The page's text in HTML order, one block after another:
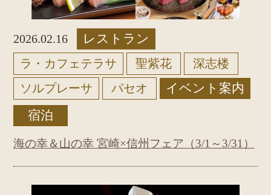
2026.02.16 レストラン
ラ・カフェテラサ 聖紫花
深志楼
ソルプレーサ
パセオ
イベント案内
宿泊
海の幸＆山の幸 宮崎×信州フェア（3/1～3/31）